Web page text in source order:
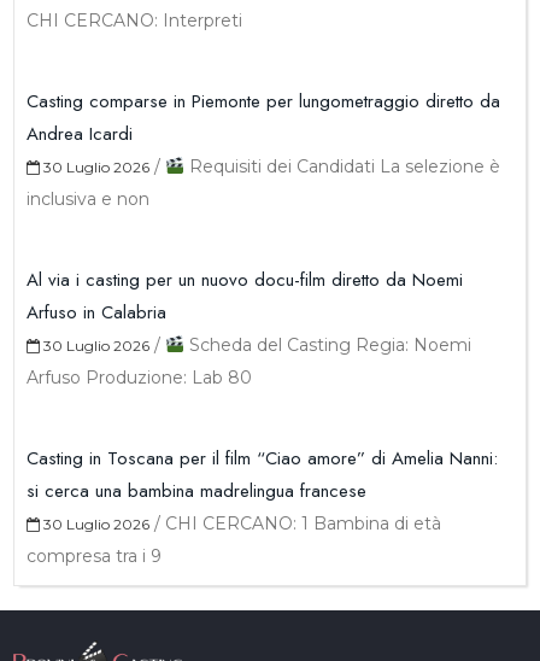
CHI CERCANO: Interpreti
Casting comparse in Piemonte per lungometraggio diretto da
Andrea Icardi
30 Luglio 2026 /
Requisiti dei Candidati La selezione è
inclusiva e non
Al via i casting per un nuovo docu-film diretto da Noemi
Arfuso in Calabria
30 Luglio 2026 /
Scheda del Casting Regia: Noemi
Arfuso Produzione: Lab 80
Casting in Toscana per il film “Ciao amore” di Amelia Nanni:
si cerca una bambina madrelingua francese
30 Luglio 2026 / CHI CERCANO: 1 Bambina di età
compresa tra i 9